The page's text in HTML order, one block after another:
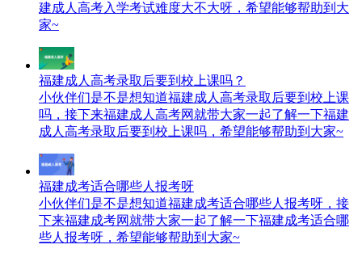
建成人高考入学考试难度大不大呀，希望能够帮助到大
家~
福建成人高考录取后要到校上课吗？
小伙伴们是不是想知道福建成人高考录取后要到校上课
吗，接下来福建成人高考网就带大家一起了解一下福建
成人高考录取后要到校上课吗，希望能够帮助到大家~
福建成考适合哪些人报考呀
小伙伴们是不是想知道福建成考适合哪些人报考呀，接
下来福建成考网就带大家一起了解一下福建成考适合哪
些人报考呀，希望能够帮助到大家~